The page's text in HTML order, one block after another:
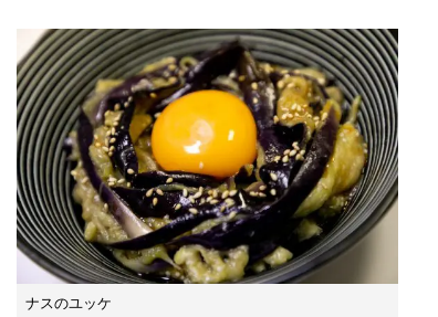
ナスのユッケ